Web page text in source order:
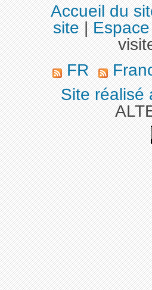
Accueil du
site|
FR
Site réalisé